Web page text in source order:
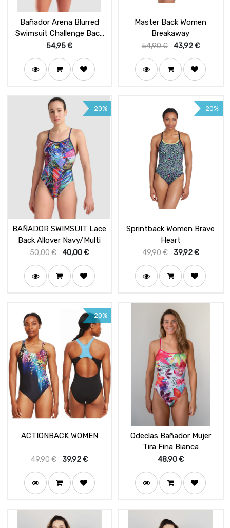
Bañador Arena Blurred
Swimsuit Challenge Back
White Multi
54,95€
Master Back Women
Breakaway
54,90€ 43,92€
20%
BAÑADOR SWIMSUIT Lace
Back Allover Navy/Multi
50,00€ 40,00€
20%
Sprintback Women Brave
Heart
49,90€ 39,92€
20%
ACTIONBACK WOMEN
49,90€ 39,92€
Odeclas Bañador Mujer
Tira Fina Bianca
48,90€